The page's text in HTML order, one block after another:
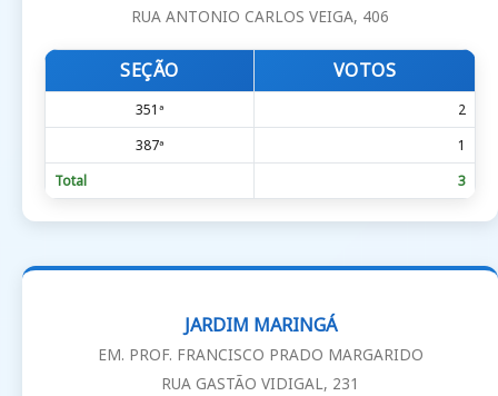
RUA ANTONIO CARLOS VEIGA, 406
SEÇÃO VOTOS
351ª
2
387ª
1
Total
3
JARDIM MARINGÁ
EM. PROF. FRANCISCO PRADO MARGARIDO
RUA GASTÃO VIDIGAL, 231